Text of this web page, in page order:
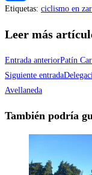
Compartir
Etiquetas: ciclismo en
Leer más
Entrada anteriorPatín
Siguiente entrada
Avellaneda
También podría